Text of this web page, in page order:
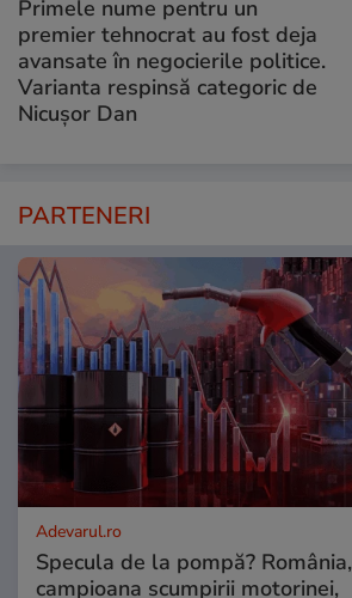
Primele nume pentru un
premier tehnocrat au fost deja
avansate în negocierile politice.
Varianta respinsă categoric de
Nicușor Dan
PARTENERI
Adevarul.ro
Specula de la pompă? România,
campioana scumpirii motorinei,